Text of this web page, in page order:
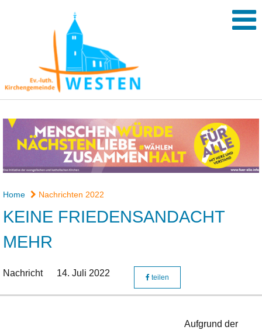
Home Nachrichten 2022
KEINE FRIEDENSANDACHT
MEHR
Nachricht 14. Juli 2022 teilen
Aufgrund der